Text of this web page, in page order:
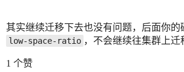
其实继续迁移下去也没有问题，后面你的
low-space-ratio ，不会继续往集群上迁
1 个赞